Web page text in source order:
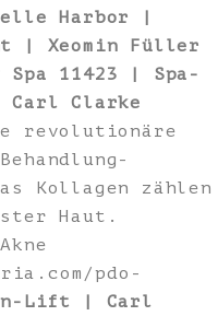
Harbor |
| Xeomin Füller
11423 | Spa-
Carl Clarke
revolutionäre
Kollagen zählen
Haut.
pdo-
Lift | Carl